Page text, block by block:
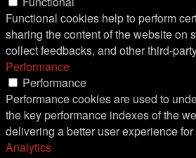
Functional cookies help to perform
sharing the content of the website on
collect feedbacks, and other third-
Performance
Performance
Performance cookies are used to
the key performance indexes of the
delivering a better user experience
Analytics